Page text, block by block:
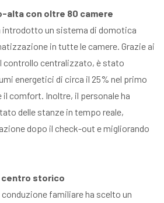
alta con oltre 80 camere
introdotto un sistema di domotica
in tutte le camere. Grazie ai
controllo centralizzato, è stato
energetici di circa il 25% nel primo
comfort. Inoltre, il personale ha
delle stanze in tempo reale,
dopo il check-out e migliorando
centro storico
familiare ha scelto un